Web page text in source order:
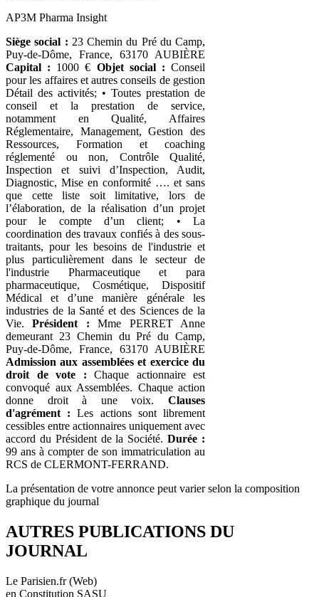
AP3M Pharma Insight
Siège social : 23 Chemin du Pré du Camp,
Puy-de-Dôme, France, 63170 AUBIÈRE
Capital : 1000 € Objet social : Conseil
pour les affaires et autres conseils de gestion
Détail des activités; • Toutes prestation de
conseil et la prestation de service,
notamment en Qualité, Affaires
Réglementaire, Management, Gestion des
Ressources, Formation et coaching
réglementé ou non, Contrôle Qualité,
Inspection et suivi d’Inspection, Audit,
Diagnostic, Mise en conformité …. et sans
que cette liste soit limitative, lors de
l’élaboration, de la réalisation d’un projet
pour le compte d’un client; • La
coordination des travaux confiés à des sous-
traitants, pour les besoins de l'industrie et
plus particulièrement dans le secteur de
l'industrie Pharmaceutique et para
pharmaceutique, Cosmétique, Dispositif
Médical et d’une manière générale les
industries de la Santé et des Sciences de la
Vie.Président : Mme PERRET Anne
demeurant 23 Chemin du Pré du Camp,
Puy-de-Dôme, France, 63170 AUBIÈRE
Admission aux assemblées et exercice du
droit de vote : Chaque actionnaire est
convoqué aux Assemblées. Chaque action
donne droit à une voix. Clauses
d'agrément : Les actions sont librement
cessibles entre actionnaires uniquement avec
accord du Président de la Société.Durée :
99 ans à compter de son immatriculation au
RCS de CLERMONT-FERRAND.
La présentation de votre annonce peut varier selon la composition
graphique du journal
AUTRES PUBLICATIONS DU
JOURNAL
Le Parisien.fr (Web)
en Constitution SASU